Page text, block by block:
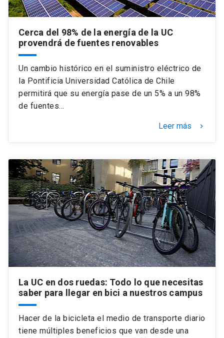
Cerca del 98% de la energía de la UC
provendrá de fuentes renovables
Un cambio histórico en el suministro eléctrico de
la Pontificia Universidad Católica de Chile
permitirá que su energía pase de un 5% a un 98%
de fuentes…
Leer más keyboard_arrow_right
La UC en dos ruedas: Todo lo que necesitas
saber para llegar en bici a nuestros campus
Hacer de la bicicleta el medio de transporte diario
tiene múltiples beneficios que van desde una